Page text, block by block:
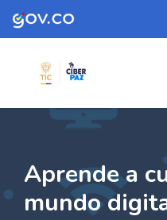
Skip to navigation
Skip to login form
Skip to footer
Salta al contenido principal
- Aprende a
Página Principal
- Aprende a cuidarte en el
- Aprende a
Aprende a
mundo